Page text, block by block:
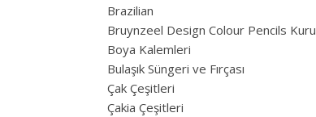
Brazilian
Bruynzeel Design Colour Pencils Kuru
Boya Kalemleri
Bulaşık Süngeri ve Fırçası
Çak Çeşitleri
Çakia Çeşitleri